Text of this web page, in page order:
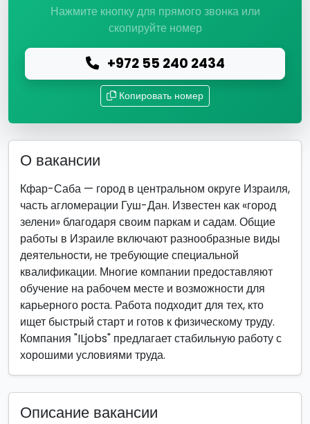
Нажмите кнопку для прямого звонка или
скопируйте номер
+972 55 240 2434
Копировать номер
О вакансии
Кфар-Саба — город в центральном округе Израиля,
часть агломерации Гуш-Дан. Известен как «город
зелени» благодаря своим паркам и садам. Общие
работы в Израиле включают разнообразные виды
деятельности, не требующие специальной
квалификации. Многие компании предоставляют
обучение на рабочем месте и возможности для
карьерного роста. Работа подходит для тех, кто
ищет быстрый старт и готов к физическому труду.
Компания "ILjobs" предлагает стабильную работу с
хорошими условиями труда.
Описание вакансии